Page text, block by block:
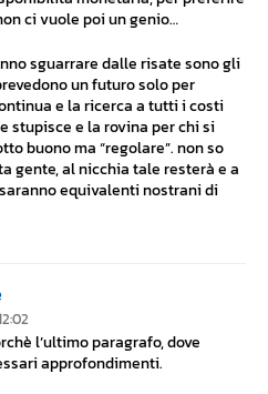
ci vuole poi un genio…
sguarrare dalle risate sono gli
un futuro solo per
e la ricerca a tutti i costi
stupisce e la rovina per chi si
buono ma “regolare”. non so
gente, al nicchia tale resterà e a
equivalenti nostrani di
l’ultimo paragrafo, dove
approfondimenti.